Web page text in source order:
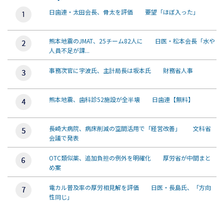
日歯連・太田会長、骨太を評価 要望「ほぼ入った」
熊本地震のJMAT、25チーム82人に 日医・松本会長「水や
人員不足が課...
事務次官に宇波氏、主計局長は坂本氏 財務省人事
熊本地震、歯科診52施設が全半壊 日歯連【無料】
長崎大病院、病床削減の空間活用で「経営改善」 文科省
会議で発表
OTC類似薬、追加負担の例外を明確化 厚労省が中間まと
め案
電カル普及率の厚労相見解を評価 日医・長島氏、「方向
性同じ」